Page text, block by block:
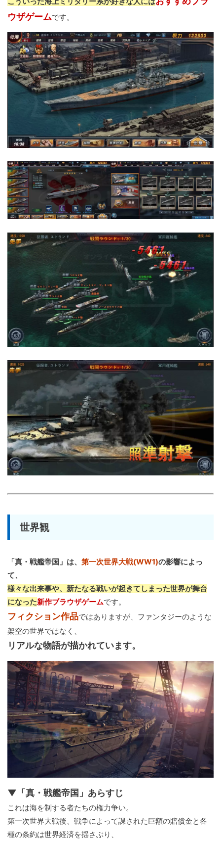
ウザゲームです。
世界観
「真・戦艦帝国」は、 第一次世界大戦(WW1)の影響によっ
て、
様々な出来事や、新たなる戦いが起きてしまった世界が舞台
になった新作ブラウザゲームです。
フィクション作品ではありますが、ファンタジーのような
架空の世界ではなく、
リアルな物語が描かれています。
▼「真・戦艦帝国」あらすじ
これは海を制する者たちの権力争い。
第一次世界大戦後、戦争によって課された巨額の賠償金と各
種の条約は世界経済を揺さぶり、